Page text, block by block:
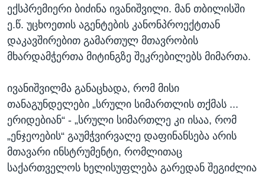
ექსპრემიერი ბიძინა ივანიშვილი. მან თბილისში
ე.წ. უცხოეთის აგენტების კანონპროექტთან
დაკავშირებით გამართულ მთავრობის
მხარდამჭერთა მიტინგზე შეკრებილებს მიმართა.
ივანიშვილმა განაცხადა, რომ მისი
თანაგუნდელები „სრული სიმართლის თქმას ...
ერიდებიან“ - „სრული სიმართლე კი ისაა, რომ
„ენჯეოების“ გაუმჭვირვალე დაფინანსება არის
მთავარი ინსტრუმენტი, რომლითაც
საქართველოს ხელისუფლება გარედან შეგიძლია